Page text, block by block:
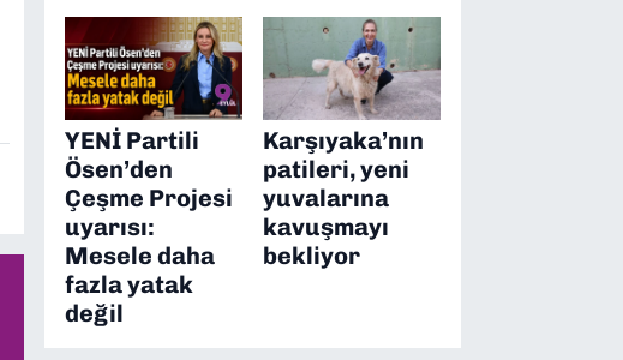
YENİ Partili
Ösen’den
Çeşme Projesi
uyarısı:
Mesele daha
fazla yatak
değil
Karşıyaka’nın
patileri, yeni
yuvalarına
kavuşmayı
bekliyor